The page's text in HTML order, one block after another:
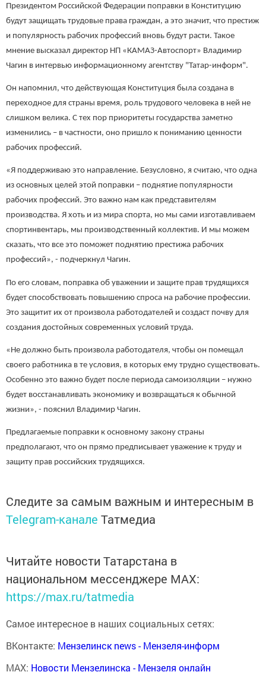
Президентом Российской Федерации поправки в Конституцию
будут защищать трудовые права граждан, а это значит, что престиж
и популярность рабочих профессий вновь будут расти. Такое
мнение высказал директор НП «КАМАЗ-Автоспорт» Владимир
Чагин в интервью информационному агентству "Татар-информ".
Он напомнил, что действующая Конституция была создана в
переходное для страны время, роль трудового человека в ней не
слишком велика. С тех пор приоритеты государства заметно
изменились – в частности, оно пришло к пониманию ценности
рабочих профессий.
«Я поддерживаю это направление. Безусловно, я считаю, что одна
из основных целей этой поправки – поднятие популярности
рабочих профессий. Это важно нам как представителям
производства. Я хоть и из мира спорта, но мы сами изготавливаем
спортинвентарь, мы производственный коллектив. И мы можем
сказать, что все это поможет поднятию престижа рабочих
профессий», - подчеркнул Чагин.
По его словам, поправка об уважении и защите прав трудящихся
будет способствовать повышению спроса на рабочие профессии.
Это защитит их от произвола работодателей и создаст почву для
создания достойных современных условий труда.
«Не должно быть произвола работодателя, чтобы он помещал
своего работника в те условия, в которых ему трудно существовать.
Особенно это важно будет после периода самоизоляции – нужно
будет восстанавливать экономику и возвращаться к обычной
жизни», - пояснил Владимир Чагин.
Предлагаемые поправки к основному закону страны
предполагают, что он прямо предписывает уважение к труду и
защиту прав российских трудящихся.
Следите за самым важным и интересным в
Telegram-канале Татмедиа
Читайте новости Татарстана в
национальном мессенджере MАХ:
https://max.ru/tatmedia
Самое интересное в наших социальных сетях:
ВКонтакте: Мензелинск news - Мензеля-информ
MAX: Новости Мензелинска - Мензеля онлайн